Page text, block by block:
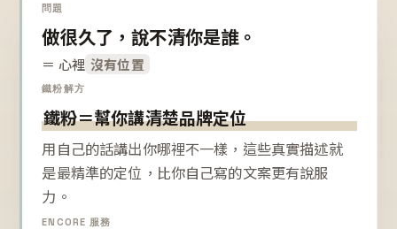
問題
做很久了，說不清你是誰。
＝ 心裡 沒有位置
鐵粉解方
鐵粉＝幫你講清楚品牌定位
用自己的話講出你哪裡不一樣，這些真實描述就
是最精準的定位，比你自己寫的文案更有說服
力。
ENCORE 服務